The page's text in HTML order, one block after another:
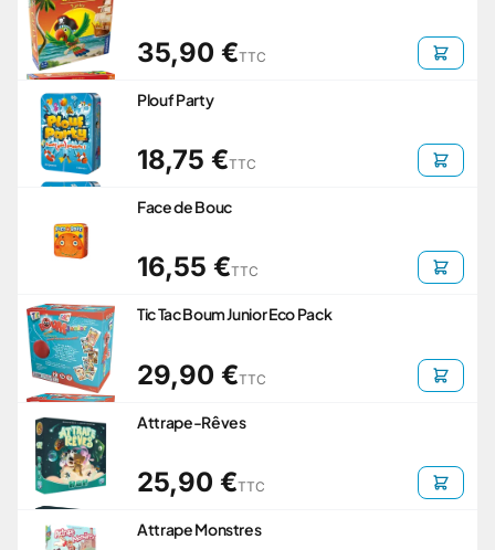
35,90 €TTC
Plouf Party
18,75 €TTC
Face de Bouc
16,55 €TTC
Tic Tac Boum Junior Eco Pack
29,90 €TTC
Attrape-Rêves
25,90 €TTC
Attrape Monstres